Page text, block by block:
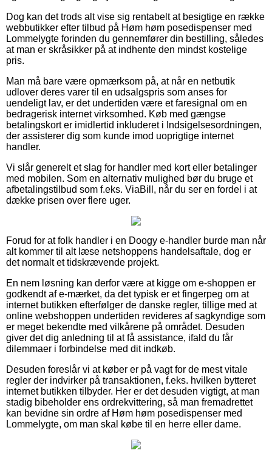
Dog kan det trods alt vise sig rentabelt at besigtige en række
webbutikker efter tilbud på Høm høm posedispenser med
Lommelygte forinden du gennemfører din bestilling, således
at man er skråsikker på at indhente den mindst kostelige
pris.
Man må bare være opmærksom på, at når en netbutik
udlover deres varer til en udsalgspris som anses for
uendeligt lav, er det undertiden være et faresignal om en
bedragerisk internet virksomhed. Køb med gængse
betalingskort er imidlertid inkluderet i Indsigelsesordningen,
der assisterer dig som kunde imod uoprigtige internet
handler.
Vi slår generelt et slag for handler med kort eller betalinger
med mobilen. Som en alternativ mulighed bør du bruge et
afbetalingstilbud som f.eks. ViaBill, når du ser en fordel i at
dække prisen over flere uger.
Forud for at folk handler i en Doogy e-handler burde man når
alt kommer til alt læse netshoppens handelsaftale, dog er
det normalt et tidskrævende projekt.
En nem løsning kan derfor være at kigge om e-shoppen er
godkendt af e-mærket, da det typisk er et fingerpeg om at
internet butikken efterfølger de danske regler, tillige med at
online webshoppen undertiden revideres af sagkyndige som
er meget bekendte med vilkårene på området. Desuden
giver det dig anledning til at få assistance, ifald du får
dilemmaer i forbindelse med dit indkøb.
Desuden foreslår vi at køber er på vagt for de mest vitale
regler der indvirker på transaktionen, f.eks. hvilken bytteret
internet butikken tilbyder. Her er det desuden vigtigt, at man
stadig bibeholder ens ordrekvittering, så man fremadrettet
kan bevidne sin ordre af Høm høm posedispenser med
Lommelygte, om man skal købe til en herre eller dame.